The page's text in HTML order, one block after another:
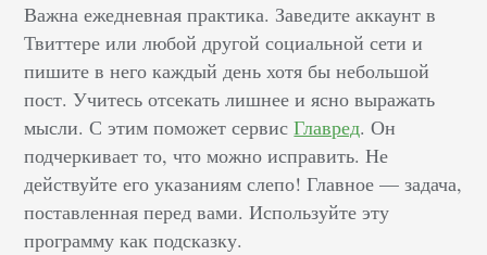
Важна ежедневная практика. Заведите аккаунт в
Твиттере или любой другой социальной сети и
пишите в него каждый день хотя бы небольшой
пост. Учитесь отсекать лишнее и ясно выражать
мысли. С этим поможет сервисГлавред. Он
подчеркивает то, что можно исправить. Не
действуйте его указаниям слепо! Главное –– задача,
поставленная перед вами. Используйте эту
программу как подсказку.